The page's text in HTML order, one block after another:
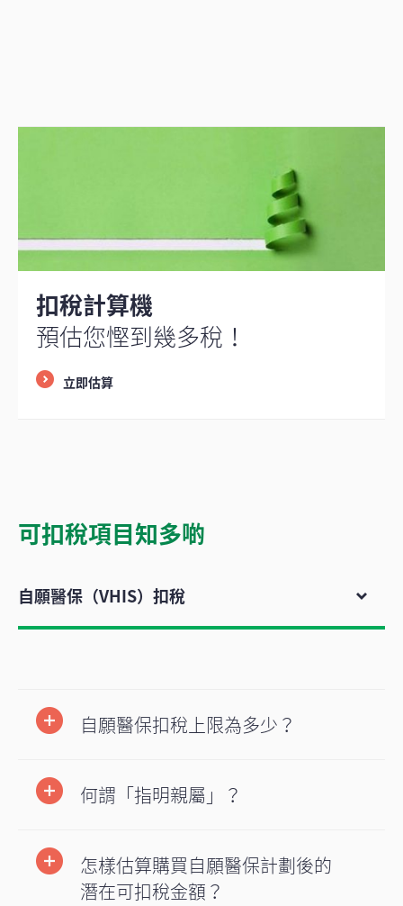
扣稅計算機
預估您慳到幾多稅！
立即估算
可扣稅項目知多啲
自願醫保（VHIS）扣稅
自願醫保扣稅上限為多少？
何謂「指明親屬」？
怎樣估算購買自願醫保計劃後的
潛在可扣稅金額？